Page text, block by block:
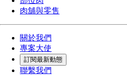
肉舖與零售
關於我們
專案大使
訂閱最新動態
聯繫我們